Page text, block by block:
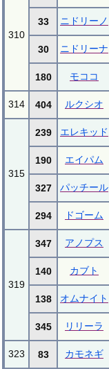
310
33 ニドリーノ
30 ニドリーナ
180 モココ
314 404 ルクシオ
315
239 エレキッド
190 エイパム
327 パッチール
294 ドゴーム
319
347 アノプス
140 カブト
138 オムナイト
345 リリーラ
323 83 カモネギ